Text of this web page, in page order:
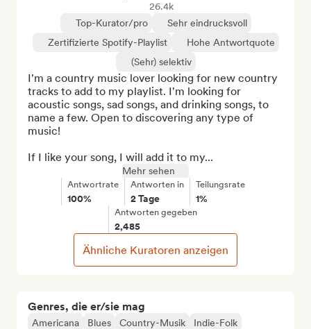
Genres, die er/sie mag
Americana Blues Country-Musik
Indie-Folk
26.4k
Top-Kurator/pro
Sehr eindrucksvoll
Zertifizierte Spotify-Playlist
Hohe Antwortquote
(Sehr) selektiv
I'm a country music lover looking for new country
tracks to add to my playlist. I'm looking for
acoustic songs, sad songs, and drinking songs, to
name a few. Open to discovering any type of
music!
If I like your song, I will add it to my...
Mehr sehen
Antwortrate
100%
Antworten in
2 Tage
Teilungsrate
1%
Antworten gegeben
2,485
Ähnliche Kuratoren anzeigen